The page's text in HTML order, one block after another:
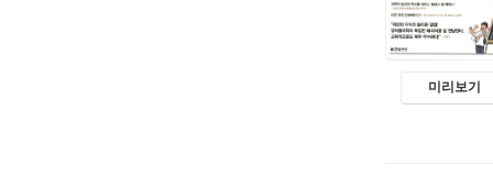
미리보기